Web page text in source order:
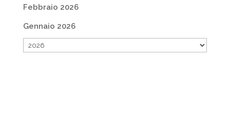
Febbraio 2026
Gennaio 2026